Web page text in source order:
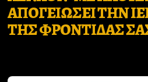
ΑΠΟΓΕΙΩΣΕΙ ΤΗΝ
ΤΗΣ ΦΡΟΝΤΙΔΑΣ